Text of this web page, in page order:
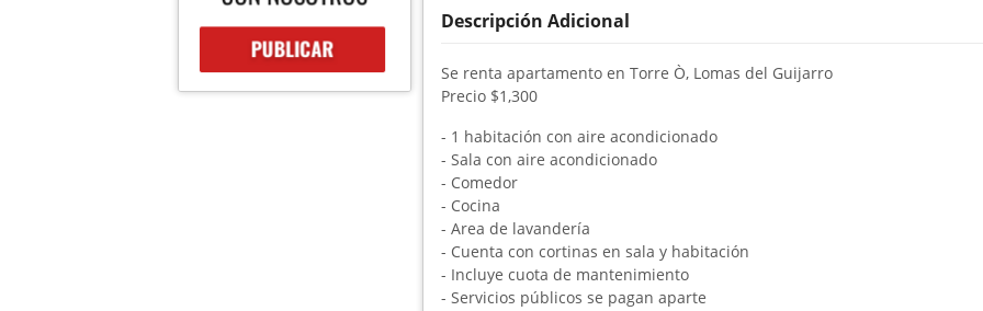
Descripción Adicional
Se renta apartamento en Torre Ò, Lomas del Guijarro
Precio $1,300
- 1 habitación con aire acondicionado
- Sala con aire acondicionado
- Comedor
- Cocina
- Area de lavandería
- Cuenta con cortinas en sala y habitación
- Incluye cuota de mantenimiento
- Servicios públicos se pagan aparte